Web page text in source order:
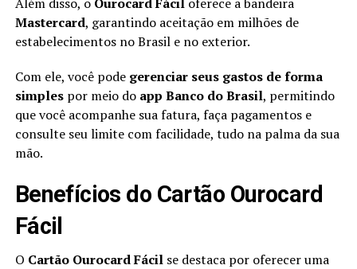
Mastercard, garantindo aceitação em milhões de
estabelecimentos no Brasil e no exterior.
Com ele, você pode gerenciar seus gastos de forma
simplespor meio do app Banco do Brasil, permitindo
que você acompanhe sua fatura, faça pagamentos e
consulte seu limite com facilidade, tudo na palma da sua
mão.
Benefícios do Cartão Ourocard
Fácil
O Cartão Ourocard Fácilse destaca por oferecer uma